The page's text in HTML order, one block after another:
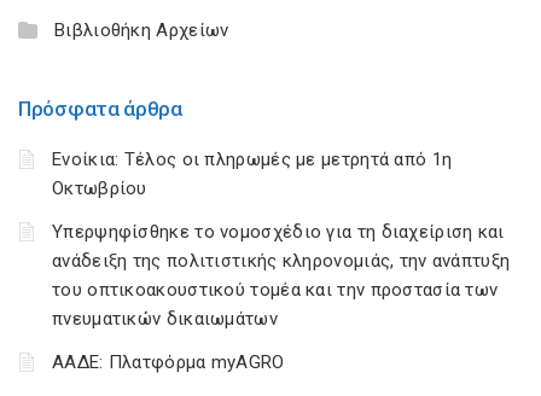
Βιβλιοθήκη Αρχείων
Πρόσφατα άρθρα
Ενοίκια: Τέλος οι πληρωμές με μετρητά από 1η
Οκτωβρίου
Υπερψηφίσθηκε το νομοσχέδιο για τη διαχείριση και
ανάδειξη της πολιτιστικής κληρονομιάς, την ανάπτυξη
του οπτικοακουστικού τομέα και την προστασία των
πνευματικών δικαιωμάτων
ΑΑΔΕ: Πλατφόρμα myAGRO